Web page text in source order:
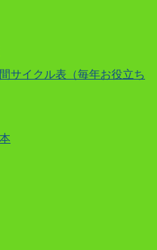
サイクル表（毎年お役立ち